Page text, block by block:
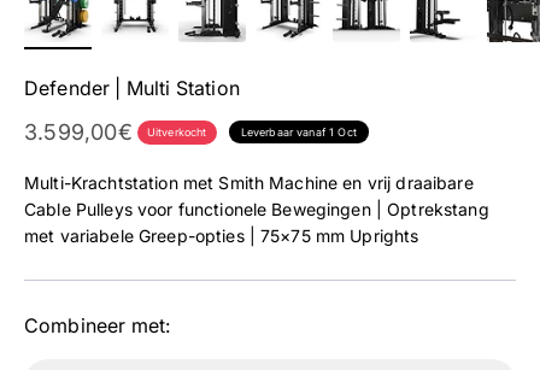
Defender | Multi Station
Aanbieding
3.599,00€ Uitverkocht Leverbaar vanaf 1 Oct
Multi-Krachtstation met Smith Machine en vrij draaibare
Cable Pulleys voor functionele Bewegingen | Optrekstang
met variabele Greep-opties | 75×75 mm Uprights
Combineer met: